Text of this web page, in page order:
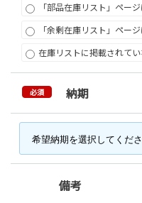
「部品在庫リスト」ペー
「余剰在庫リスト」ペー
在庫リストに掲載されて
必須 納期
備考